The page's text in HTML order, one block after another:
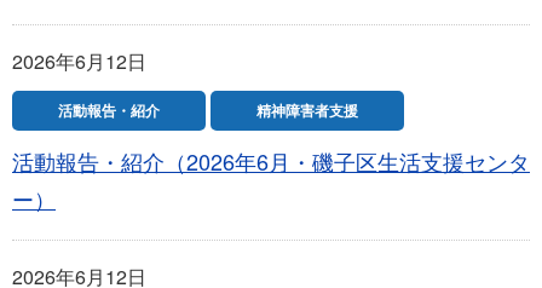
2026年6月12日
活動報告・紹介 精神障害者支援
活動報告・紹介（2026年6月・磯子区生活支援センタ
ー）
2026年6月12日